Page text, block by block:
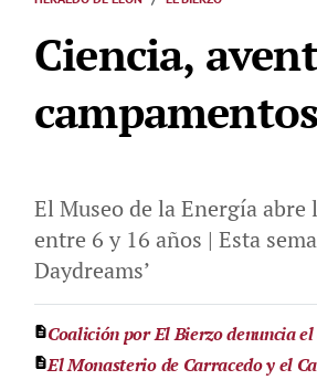
Ciencia,
El Museo de la Energía
entre 6 y 16 años | Esta
Daydreams’
Coalición por El Bierzo denuncia
El Monasterio de Carracedo y el